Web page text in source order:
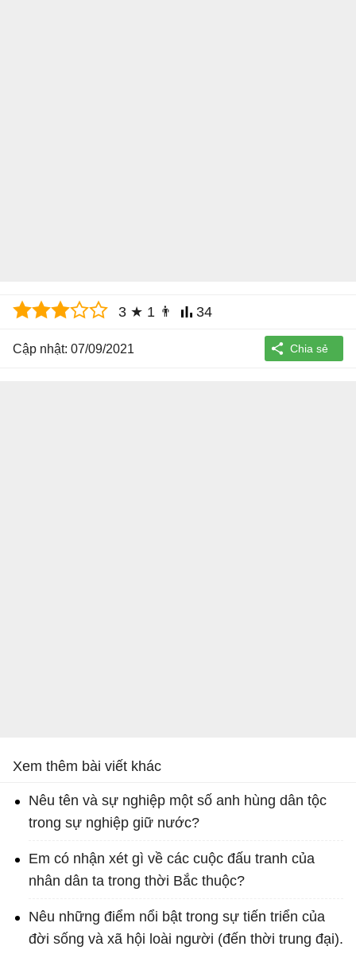
3 ★ 1 👨 34
Cập nhật: 07/09/2021
Xem thêm bài viết khác
Nêu tên và sự nghiệp một số anh hùng dân tộc
trong sự nghiệp giữ nước?
Em có nhận xét gì về các cuộc đấu tranh của
nhân dân ta trong thời Bắc thuộc?
Nêu những điểm nổi bật trong sự tiến triển của
đời sống và xã hội loài người (đến thời trung đại).